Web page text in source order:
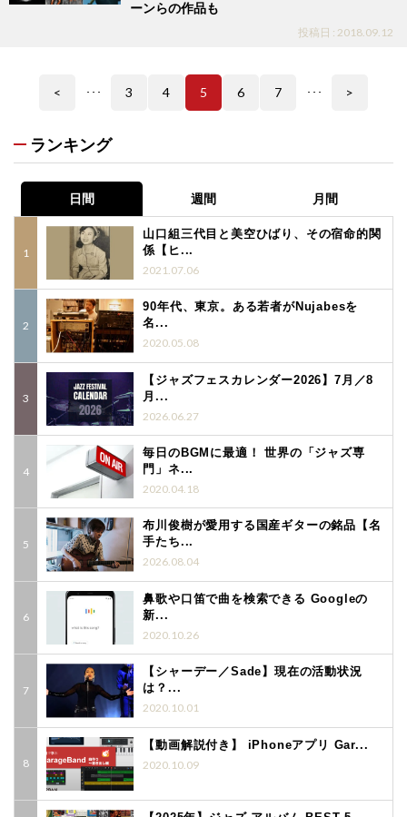
ーンらの作品も
投稿日 : 2018.09.12
< ･･･ 3 4 5 6 7 ･･･ >
ランキング
日間 週間 月間
山口組三代目と美空ひばり、その宿命的関
係【ヒ...
2021.07.06
90年代、東京。ある若者がNujabesを
名...
2020.05.08
【ジャズフェスカレンダー2026】7月／8
月...
2026.06.27
毎日のBGMに最適！ 世界の「ジャズ専
門」ネ...
2020.04.18
布川俊樹が愛用する国産ギターの銘品【名
手たち...
2026.08.04
鼻歌や口笛で曲を検索できる Googleの
新...
2020.10.26
【シャーデー／Sade】現在の活動状況
は？...
2020.10.01
【動画解説付き】 iPhoneアプリ Gar...
2020.10.09